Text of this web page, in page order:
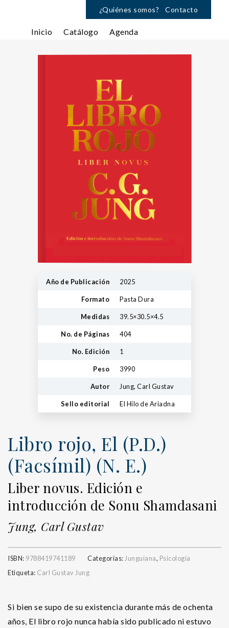
¿Quiénes somos? Contacto
Inicio Catálogo Agenda
Año de Publicación 2025
Formato Pasta Dura
Medidas 39.5×30.5×4.5
No. de Páginas 404
No. Edición 1
Peso 3990
Autor Jung, Carl Gustav
Sello editorial El Hilo de Ariadna
Libro rojo, El (P.D.)
(Facsímil) (N. E.)
Liber novus. Edición e
introducción de Sonu Shamdasani
Jung, Carl Gustav
ISBN: 9788419741189 Categorías: Junguiana, Psicología
Etiqueta: Carl Gustav Jung
Si bien se supo de su existencia durante más de ochenta
años, El libro rojo nunca había sido publicado ni estuvo